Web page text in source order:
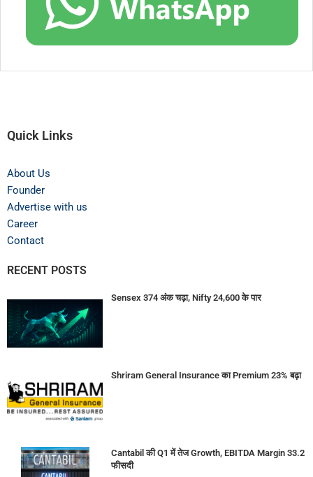
Quick Links
About Us
Founder
Advertise with us
Career
Contact
RECENT POSTS
Sensex 374 अंक चढ़ा, Nifty 24,600 के पार
Shriram General Insurance का Premium 23% बढ़ा
Cantabil की Q1 में तेज Growth, EBITDA Margin 33.2
फीसदी